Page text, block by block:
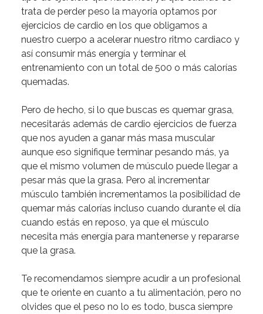
trata de perder peso la mayoría optamos por
ejercicios de cardio en los que obligamos a
nuestro cuerpo a acelerar nuestro ritmo cardiaco y
así consumir más energía y terminar el
entrenamiento con un total de 500 o más calorías
quemadas.
Pero de hecho, si lo que buscas es quemar grasa,
necesitarás además de cardio ejercicios de fuerza
que nos ayuden a ganar más masa muscular
aunque eso signifique terminar pesando más, ya
que el mismo volumen de músculo puede llegar a
pesar más que la grasa. Pero al incrementar
músculo también incrementamos la posibilidad de
quemar más calorías incluso cuando durante el día
cuando estás en reposo, ya que el músculo
necesita más energía para mantenerse y repararse
que la grasa.
Te recomendamos siempre acudir a un profesional
que te oriente en cuanto a tu alimentación, pero no
olvides que el peso no lo es todo, busca siempre